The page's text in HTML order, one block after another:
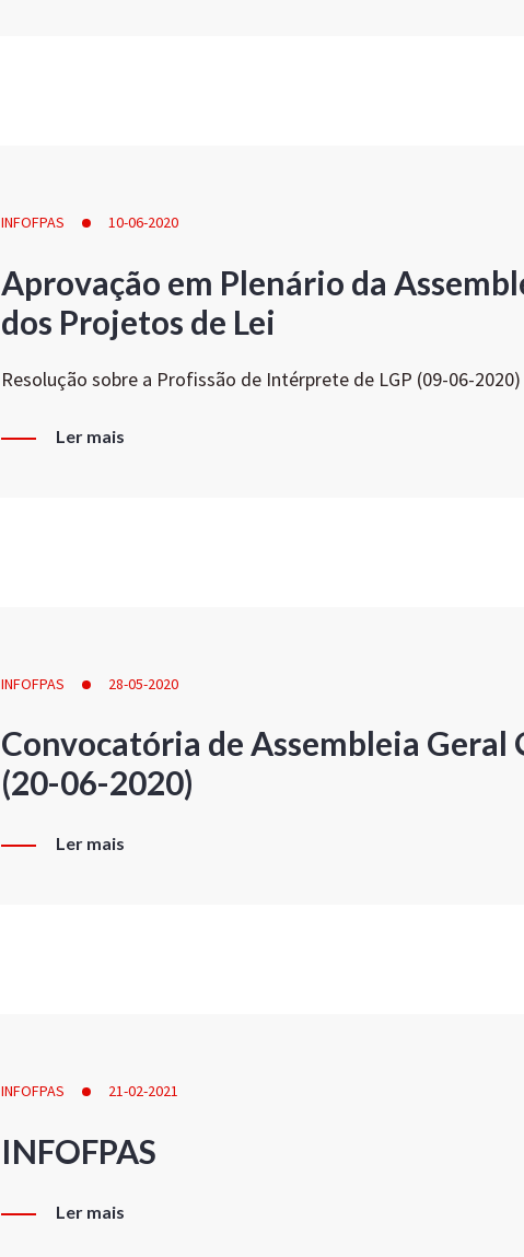
INFOFPAS 10-06-2020
Aprovação em Plenário da
dos Projetos de Lei
Resolução sobre a Profissão de Intérprete de LGP (09-06-2020)
Ler mais
INFOFPAS 28-05-2020
Convocatória de Assembleia Geral
(20-06-2020)
Ler mais
INFOFPAS 21-02-2021
INFOFPAS
Ler mais